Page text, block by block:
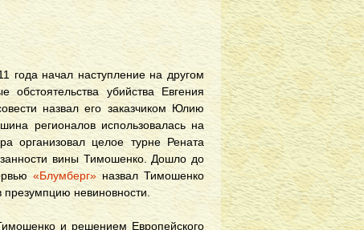
года начал наступление на другом
убийства Евгения
назвал его заказчиком Юлию
регионалов использовалась на
организовал целое турне Рената
вины Тимошенко. Дошло до
«Блумберг» назвал Тимошенко
невиновности.
и решением Европейского